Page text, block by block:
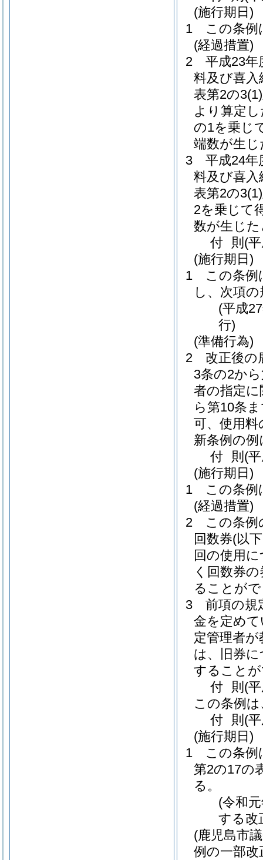
(施行期日)
1
この条例
(経過措置)
2
平成23年
料及び喜入
表第2の3(1)
より算定
の1を乗じ
端数が生
3
平成24年
料及び喜入
表第2の3(1)
2を乗じて
数が生じ
付 則 (
(施行期日)
1
この条例
し、次項
(平成
行)
(準備行為)
2
改正後の
3条の2か
者の指定
ら第10条
可、使用
新条例の
付 則 (
(施行期日)
1
この条例
(経過措置)
2
この条例
回数券(以
回の使用
く回数券
ることが
3
前項の規
金を定め
定管理者
は、旧券
すること
付 則 (
この条例
付 則 (
(施行期日)
1
この条例
第2の17の
る。
(令和
する改
(鹿児島市
例の一部改